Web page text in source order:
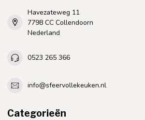
Havezateweg 11
7798 CC Collendoorn
Nederland
0523 265 366
info@sfeervollekeuken.nl
Categorieën